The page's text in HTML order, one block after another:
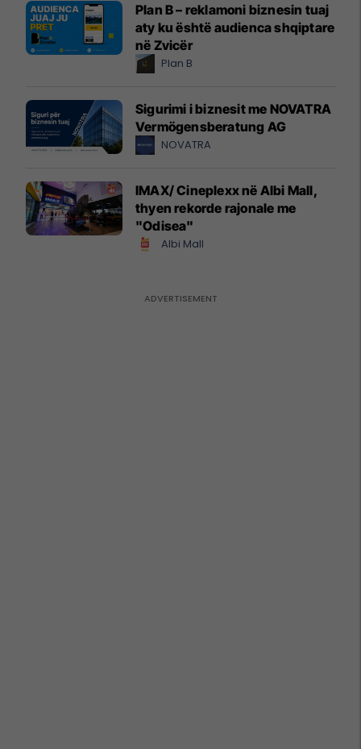
Plan B – reklamoni biznesin tuaj
aty ku është audienca shqiptare
në Zvicër
Plan B
Sigurimi i biznesit me NOVATRA
Vermögensberatung AG
NOVATRA
IMAX/ Cineplexx në Albi Mall,
thyen rekorde rajonale me
"Odisea"
Albi Mall